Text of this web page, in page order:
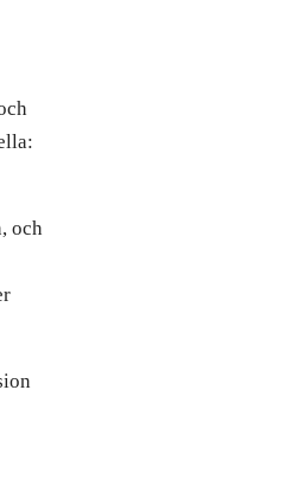
och